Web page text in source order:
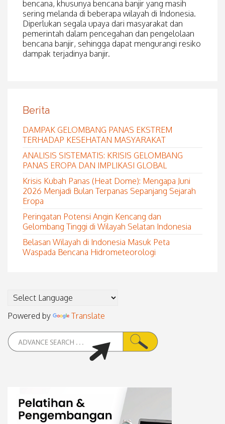
bencana, khusunya bencana banjir yang masih
sering melanda di beberapa wilayah di Indonesia.
Diperlukan segala upaya dari masyarakat dan
pemerintah dalam pencegahan dan pengelolaan
bencana banjir, sehingga dapat mengurangi resiko
dampak terjadinya banjir.
Berita
DAMPAK GELOMBANG PANAS EKSTREM
TERHADAP KESEHATAN MASYARAKAT
ANALISIS SISTEMATIS: KRISIS GELOMBANG
PANAS EROPA DAN IMPLIKASI GLOBAL
Krisis Kubah Panas (Heat Dome): Mengapa Juni
2026 Menjadi Bulan Terpanas Sepanjang Sejarah
Eropa
Peringatan Potensi Angin Kencang dan
Gelombang Tinggi di Wilayah Selatan Indonesia
Belasan Wilayah di Indonesia Masuk Peta
Waspada Bencana Hidrometeorologi
Powered by Translate